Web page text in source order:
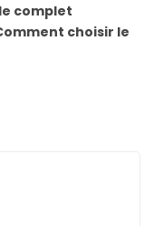
complet
choisir le